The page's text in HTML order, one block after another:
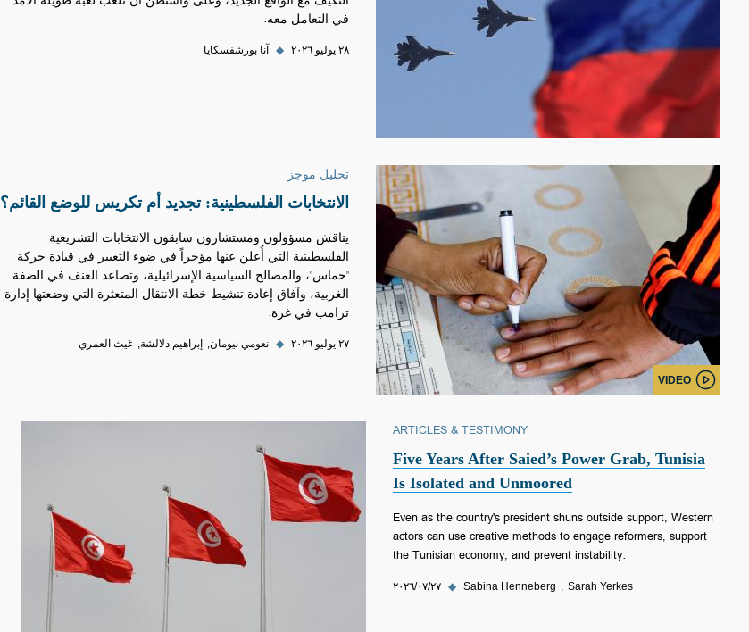
في التعامل معه.
٢٨ يوليو ٢٠٢٦ ◆ آنا بورشفسكايا
VIDEO
تحليل موجز
الانتخابات الفلسطينية: تجديد أم تكريس للوضع القائم؟
يناقش مسؤولون ومستشارون سابقون الانتخابات التشريعية
الفلسطينية التي أُعلن عنها مؤخراً في ضوء التغيير في قيادة حركة
"حماس"، والمصالح السياسية الإسرائيلية، وتصاعد العنف في الضفة
الغربية، وآفاق إعادة تنشيط خطة الانتقال المتعثرة التي وضعتها إدارة
ترامب في غزة.
٢٧ يوليو ٢٠٢٦ ◆ نعومي نيومان إبراهيم دلالشة غيث العمري
ARTICLES & TESTIMONY
Five Years After Saied’s Power Grab, Tunisia
Is Isolated and Unmoored
Even as the country's president shuns outside support, Western
actors can use creative methods to engage reformers, support
the Tunisian economy, and prevent instability.
٢٧‏/٠٧‏/٢٠٢٦ ◆ Sabina Henneberg Sarah Yerkes